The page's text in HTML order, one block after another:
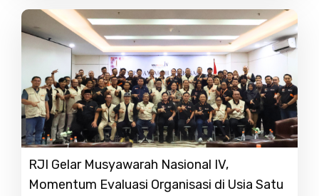
RJI Gelar Musyawarah Nasional IV,
Momentum Evaluasi Organisasi di Usia Satu